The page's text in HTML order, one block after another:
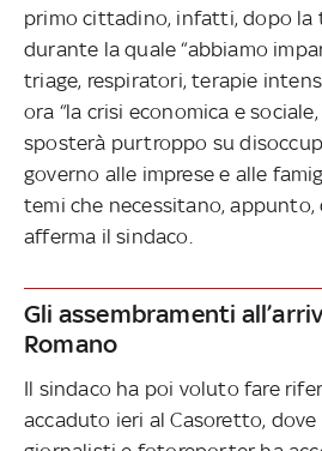
primo cittadino, infatti, dopo la
durante la quale “abbiamo
triage, respiratori, terapie
ora “la crisi economica e
sposterà purtroppo su
governo alle imprese e alle
temi che necessitano, appunto,
afferma il sindaco.
Gli assembramenti
Romano
Il sindaco ha poi voluto fare
accaduto ieri al Casoretto,